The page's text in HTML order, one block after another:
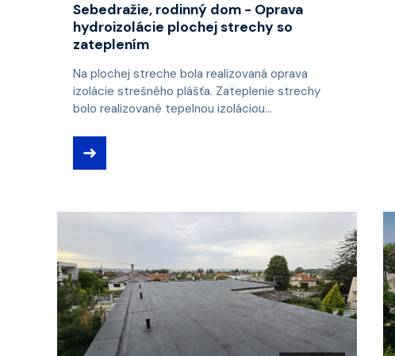
Sebedražie, rodinný dom - Oprava
hydroizolácie plochej strechy so
zateplením
Na plochej streche bola realizovaná oprava
izolácie strešného plášťa. Zateplenie strechy
bolo realizované tepelnou izoláciou...
➜